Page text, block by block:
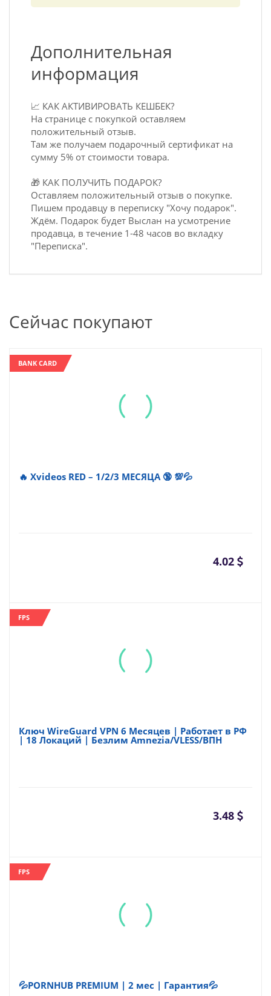
Дополнительная
информация
📈 КАК АКТИВИРОВАТЬ КЕШБЕК?
На странице с покупкой оставляем
положительный отзыв.
Там же получаем подарочный сертификат на
сумму 5% от стоимости товара.
🎁 КАК ПОЛУЧИТЬ ПОДАРОК?
Оставляем положительный отзыв о покупке.
Пишем продавцу в переписку "Хочу подарок".
Ждём. Подарок будет Выслан на усмотрение
продавца, в течение 1-48 часов во вкладку
"Переписка".
Сейчас покупают
BANK CARD
🔥 Xvideos RED – 1/2/3 МЕСЯЦА 🔞 💯💦
4.02
FPS
Ключ WireGuard VPN 6 Месяцев | Работает в РФ
| 18 Локаций | Безлим Amnezia/VLESS/ВПН
3.48
FPS
💦PORNHUB PREMIUM | 2 мес | Гарантия💦